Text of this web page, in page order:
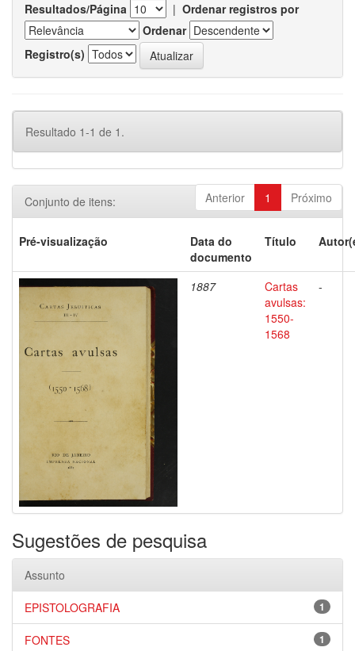
Resultados/Página | Ordenar registros por
Ordenar
Registro(s)
Resultado 1-1 de 1.
Anterior 1 Próximo
Conjunto de itens:
Pré-visualização
Data do
documento
Título
1887
Cartas
avulsas:
1550-
1568
-
Sugestões de pesquisa
Assunto
1
EPISTOLOGRAFIA
1
FONTES